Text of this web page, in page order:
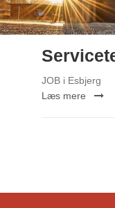
JOB i Esbjerg
Læs mere